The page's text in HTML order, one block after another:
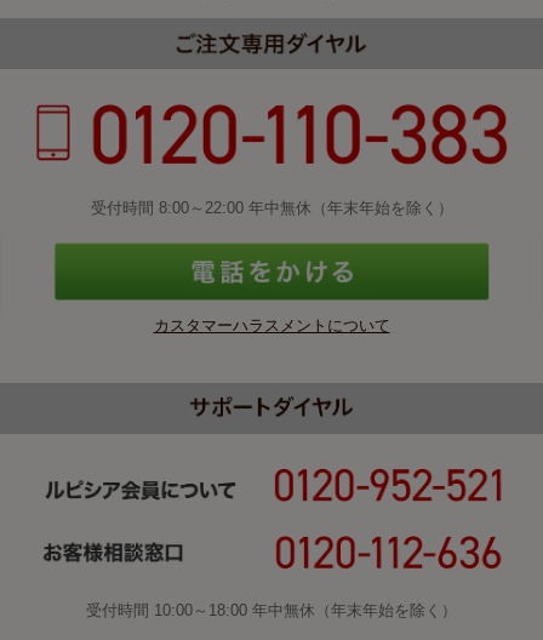
受付時間 8:00～22:00 年中無休（年末年始を除く）
カスタマーハラスメントについて
受付時間 10:00～18:00 年中無休（年末年始を除く）